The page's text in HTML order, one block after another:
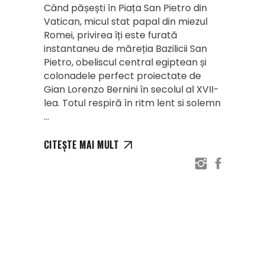
Când pășești în Piața San Pietro din
Vatican, micul stat papal din miezul
Romei, privirea îți este furată
instantaneu de măreția Bazilicii San
Pietro, obeliscul central egiptean și
colonadele perfect proiectate de
Gian Lorenzo Bernini în secolul al XVII-
lea. Totul respiră în ritm lent si solemn
CITEȘTE MAI MULT